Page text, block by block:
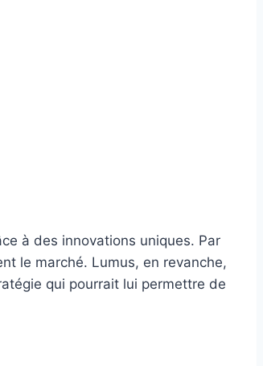
à des innovations uniques. Par
le marché. Lumus, en revanche,
qui pourrait lui permettre de